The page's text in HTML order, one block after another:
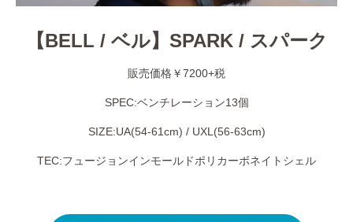
【BELL / ベル】SPARK / スパーク
販売価格￥7200+税
SPEC:ベンチレーション13個
SIZE:UA(54-61cm) / UXL(56-63cm)
TEC:フュージョンインモールドポリカーボネイトシェル